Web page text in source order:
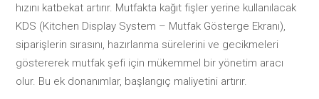
hızını katbekat artırır. Mutfakta kağıt fişler yerine kullanılacak
KDS (Kitchen Display System – Mutfak Gösterge Ekranı),
siparişlerin sırasını, hazırlanma sürelerini ve gecikmeleri
göstererek mutfak şefi için mükemmel bir yönetim aracı
olur. Bu ek donanımlar, başlangıç maliyetini artırır.